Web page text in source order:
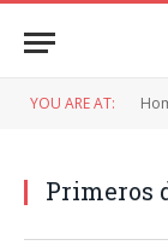
YOU ARE AT:
Primeros